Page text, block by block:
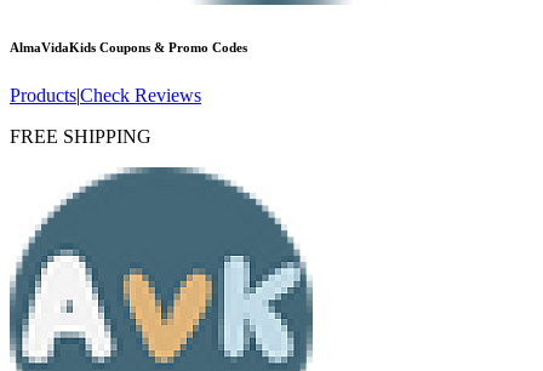
AlmaVidaKids Coupons & Promo Codes
Products|Check Reviews
FREE SHIPPING